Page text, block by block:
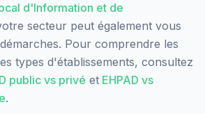
d'Information et de
secteur peut également vous
Pour comprendre les
types d'établissements, consultez
public vs privé et EHPAD vs
.